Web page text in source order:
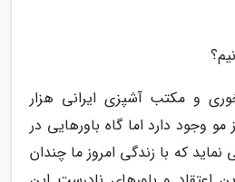
و مکتب آشپزی ایرانی هزار
وجود دارد اما گاه باورهایی در
که با زندگی امروز ما چندان